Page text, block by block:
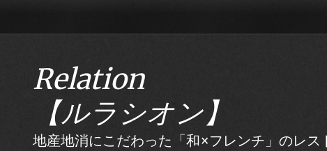
Relation
【ルラシオン】
地産地消にこだわった「和×フレンチ」のレ